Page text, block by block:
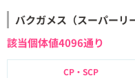
バクガメス（スーパーリ
該当個体値4096通り
CP・SCP